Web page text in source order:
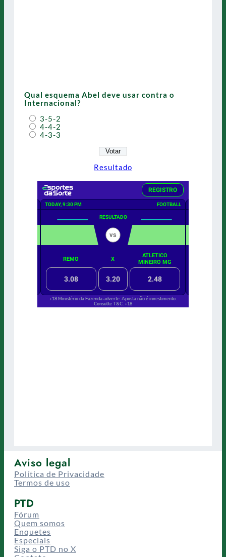
Qual esquema Abel deve usar contra o
Internacional?
3-5-2
4-4-2
4-3-3
Resultado
Aviso legal
Política de Privacidade
Termos de uso
PTD
Fórum
Quem somos
Enquetes
Especiais
Siga o PTD no X